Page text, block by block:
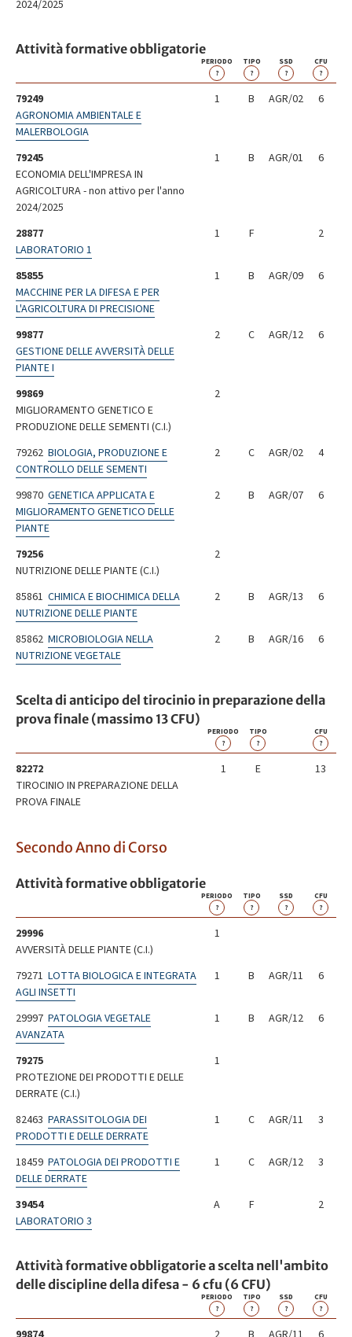
2024/2025
Attività formative obbligatorie
PERIODO
?
TIPO
?
SSD
?
CFU
?
79249
AGRONOMIA AMBIENTALE E
MALERBOLOGIA
1 B AGR/02 6
79245
ECONOMIA DELL'IMPRESA IN
AGRICOLTURA - non attivo per l'anno
2024/2025
1 B AGR/01 6
28877
LABORATORIO 1
1 F 2
85855
MACCHINE PER LA DIFESA E PER
L'AGRICOLTURA DI PRECISIONE
1 B AGR/09 6
99877
GESTIONE DELLE AVVERSITÀ DELLE
PIANTE I
2 C AGR/12 6
99869
MIGLIORAMENTO GENETICO E
PRODUZIONE DELLE SEMENTI (C.I.)
2
79262 BIOLOGIA, PRODUZIONE E
CONTROLLO DELLE SEMENTI
2 C AGR/02 4
99870 GENETICA APPLICATA E
MIGLIORAMENTO GENETICO DELLE
PIANTE
2 B AGR/07 6
79256
NUTRIZIONE DELLE PIANTE (C.I.)
2
85861 CHIMICA E BIOCHIMICA DELLA
NUTRIZIONE DELLE PIANTE
2 B AGR/13 6
85862 MICROBIOLOGIA NELLA
NUTRIZIONE VEGETALE
2 B AGR/16 6
Scelta di anticipo del tirocinio in preparazione della
prova finale (massimo 13 CFU)
PERIODO
?
TIPO
?
CFU
?
82272
TIROCINIO IN PREPARAZIONE DELLA
PROVA FINALE
1 E 13
Secondo Anno di Corso
Attività formative obbligatorie
PERIODO
?
TIPO
?
SSD
?
CFU
?
29996
AVVERSITÀ DELLE PIANTE (C.I.)
1
79271 LOTTA BIOLOGICA E INTEGRATA
AGLI INSETTI
1 B AGR/11 6
29997 PATOLOGIA VEGETALE
AVANZATA
1 B AGR/12 6
79275
PROTEZIONE DEI PRODOTTI E DELLE
DERRATE (C.I.)
1
82463 PARASSITOLOGIA DEI
PRODOTTI E DELLE DERRATE
1 C AGR/11 3
18459 PATOLOGIA DEI PRODOTTI E
DELLE DERRATE
1 C AGR/12 3
39454
LABORATORIO 3
A F 2
Attività formative obbligatorie a scelta nell'ambito
delle discipline della difesa - 6 cfu (6 CFU)
PERIODO
?
TIPO
?
SSD
?
CFU
?